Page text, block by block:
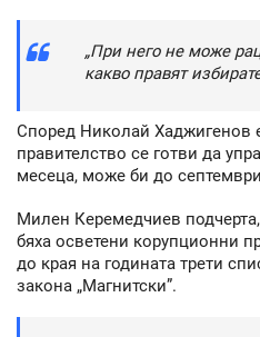
„При него не може
какво правят
Според Николай Хаджигенов
правителство се готви да
месеца, може би до
Милен Керемедчиев
бяха осветени корупционни
до края на годината трети
закона „Магнитски”.